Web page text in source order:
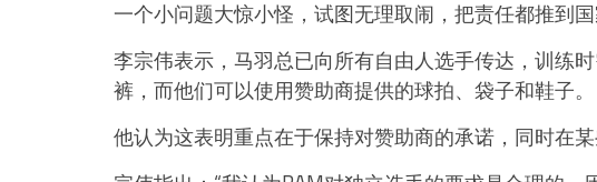
一个小问题大惊小怪，试图无理取闹，把责任都推到国
李宗伟表示，马羽总已向所有自由人选手传达，训练
裤，而他们可以使用赞助商提供的球拍、袋子和鞋子。
他认为这表明重点在于保持对赞助商的承诺，同时在某